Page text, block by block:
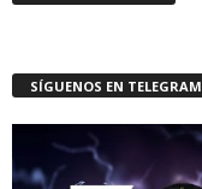
SÍGUENOS EN TELEGRAM